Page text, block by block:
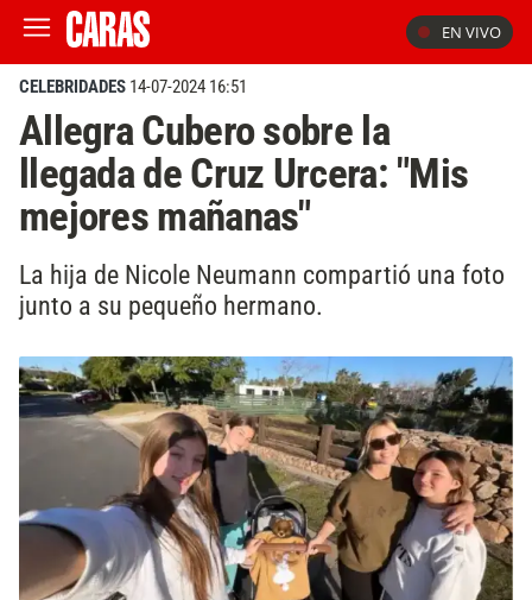
EN VIVO
CELEBRIDADES 14-07-2024 16:51
Allegra Cubero sobre la
llegada de Cruz Urcera: "Mis
mejores mañanas"
La hija de Nicole Neumann compartió una foto
junto a su pequeño hermano.